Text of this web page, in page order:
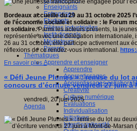
Enseignants
Entreprises
Etudiants
Filières industrielles
Institutionnels
Médiateurs
Parents
Thématiques
Apprendre et enseigner
Apprendre
Apprentissages
Apprentissages
Créativité
Culture numérique
Evaluations
Individualisation
Initiatives
Interdisciplinarité
».
Bordeaux accueille du 29 au 31 octobre 2025
de l’économie sociale et solidaire : le Forum
et solidaire.Parmi les acteurs présents, la
représentée avec une délégation internationale,
26 au 31 octobre, elle participe activement aux
réflexions de ce rendez-vous international.
En savoir plus...
« Défi Jeune Plumes » : remise du lot
concours d’écriture vendredi 27 juin à
vendredi, 20 juin 2025
Agenda